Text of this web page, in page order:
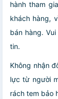
hành tham
khách hàng,
bán hàng.
tin.
Không nhận
lực từ người
rách tem bảo